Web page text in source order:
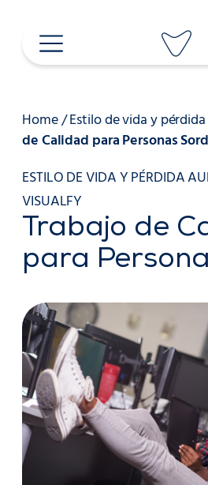
contenido
Home/Estilo de vida y
de Calidad para Personas
ESTILO DE VIDA Y PÉRDIDA
VISUALFY
Trabajo de
para